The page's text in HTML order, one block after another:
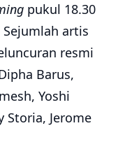
pukul 18.30
artis
resmi
Barus,
Yoshi
Storia, Jerome